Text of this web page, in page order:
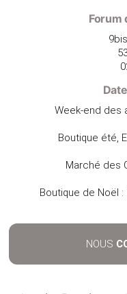
Forum
Week-end des
Boutique été,
Marché des
Boutique de Noël
NOUS